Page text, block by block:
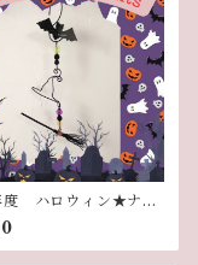
度 ハロウィン★ナイ
ン